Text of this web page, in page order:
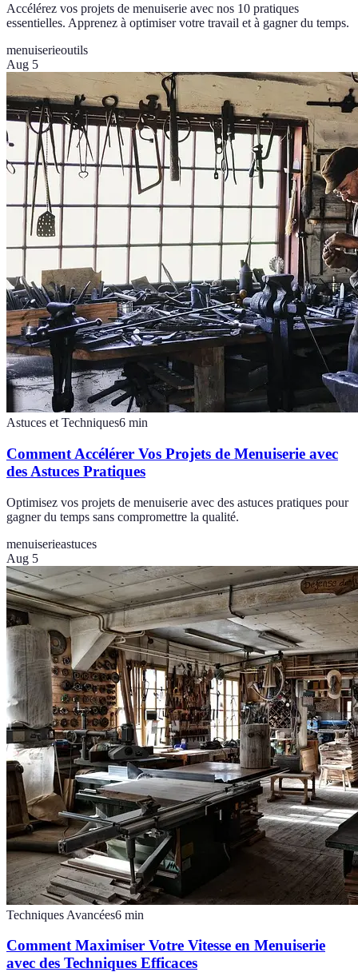
Accélérez vos projets de menuiserie avec nos 10 pratiques
essentielles. Apprenez à optimiser votre travail et à gagner du temps.
menuiserieoutils
Aug 5
Astuces et Techniques6 min
Comment Accélérer Vos Projets de Menuiserie avec
des Astuces Pratiques
Optimisez vos projets de menuiserie avec des astuces pratiques pour
gagner du temps sans compromettre la qualité.
menuiserieastuces
Aug 5
Techniques Avancées6 min
Comment Maximiser Votre Vitesse en Menuiserie
avec des Techniques Efficaces